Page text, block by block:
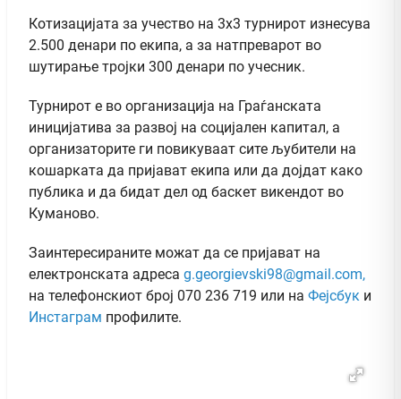
Котизацијата за учество на 3х3 турнирот изнесува
2.500 денари по екипа, а за натпреварот во
шутирање тројки 300 денари по учесник.
Турнирот е во организација на Граѓанската
иницијатива за развој на социјален капитал, а
организаторите ги повикуваат сите љубители на
кошарката да пријават екипа или да дојдат како
публика и да бидат дел од баскет викендот во
Куманово.
Заинтересираните можат да се пријават на
електронската адреса g.georgievski98@gmail.com,
на телефонскиот број 070 236 719 или на Фејсбук и
Инстаграм профилите.